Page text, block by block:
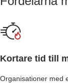
Kortare tid till
Organisationer med